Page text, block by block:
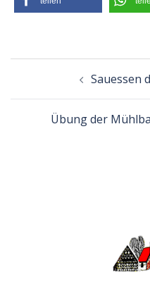
Sauessen
Übung der